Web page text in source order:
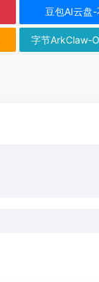
豆包AI云盘-
字节ArkClaw-